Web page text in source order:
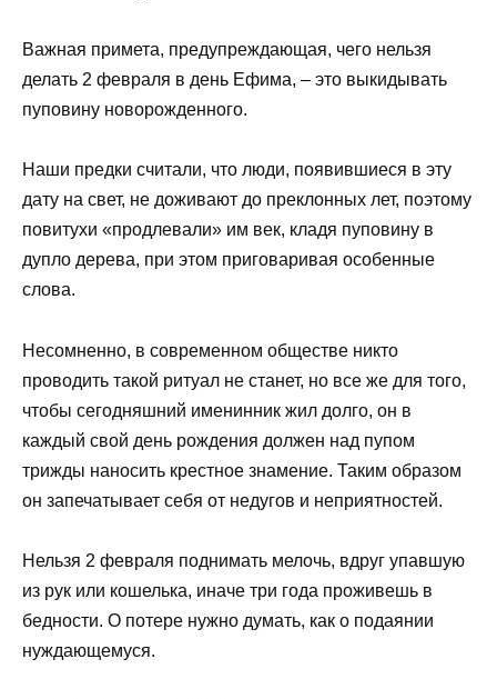
Важная примета, предупреждающая, чего нельзя
делать 2 февраля в день Ефима, – это выкидывать
пуповину новорожденного.
Наши предки считали, что люди, появившиеся в эту
дату на свет, не доживают до преклонных лет, поэтому
повитухи «продлевали» им век, кладя пуповину в
дупло дерева, при этом приговаривая особенные
слова.
Несомненно, в современном обществе никто
проводить такой ритуал не станет, но все же для того,
чтобы сегодняшний именинник жил долго, он в
каждый свой день рождения должен над пупом
трижды наносить крестное знамение. Таким образом
он запечатывает себя от недугов и неприятностей.
Нельзя 2 февраля поднимать мелочь, вдруг упавшую
из рук или кошелька, иначе три года проживешь в
бедности. О потере нужно думать, как о подаянии
нуждающемуся.